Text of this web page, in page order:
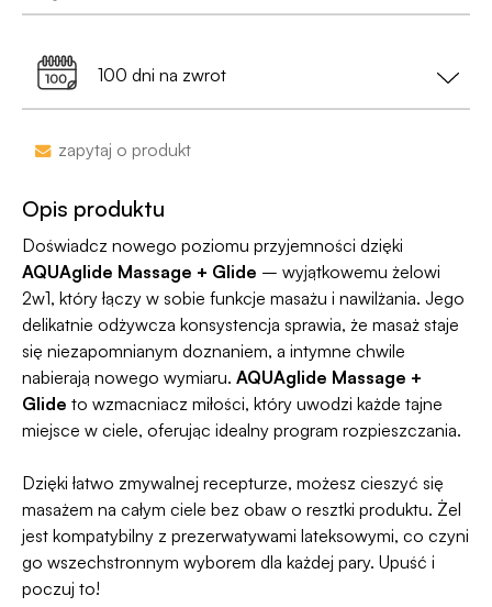
• Na etykiecie znajdzie sięneutralny nadawca,
Dyskrecji — jeśli ją naruszymy, zwrócimy Ci
przy zamówieniu za min. 199 zł
100 dni na zwrot
100 dni na zwrot. Sam proces jesy niezwykle
programu Wygodne Zwroty®
zapytaj o produkt
Opis produktu
Doświadcz nowego poziomu przyjemności dzięki
AQUAglide Massage + Glide – wyjątkowemu żelowi
2w1, który łączy w sobie funkcje masażu i nawilżania. Jego
delikatnie odżywcza konsystencja sprawia, że masaż staje
się niezapomnianym doznaniem, a intymne chwile
nabierają nowego wymiaru. AQUAglide Massage +
Glide to wzmacniacz miłości, który uwodzi każde tajne
miejsce w ciele, oferując idealny program rozpieszczania.
Dzięki łatwo zmywalnej recepturze, możesz cieszyć się
masażem na całym ciele bez obaw o resztki produktu. Żel
jest kompatybilny z prezerwatywami lateksowymi, co czyni
go wszechstronnym wyborem dla każdej pary. Upuść i
poczuj to!